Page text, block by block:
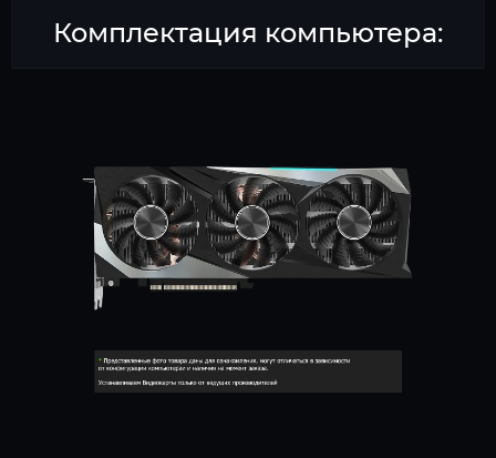
Комплектация компьютера: